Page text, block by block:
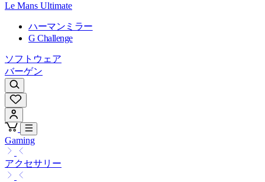
Le Mans Ultimate
ハーマンミラー
G Challenge
ソフトウェア
バーゲン
Gaming
アクセサリー